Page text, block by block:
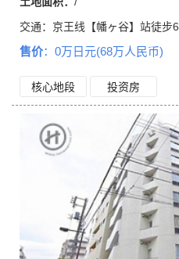
交通： 京王线【幡ヶ谷】站徒步
售价：0万日元(68万人民币)
核心地段 投资房